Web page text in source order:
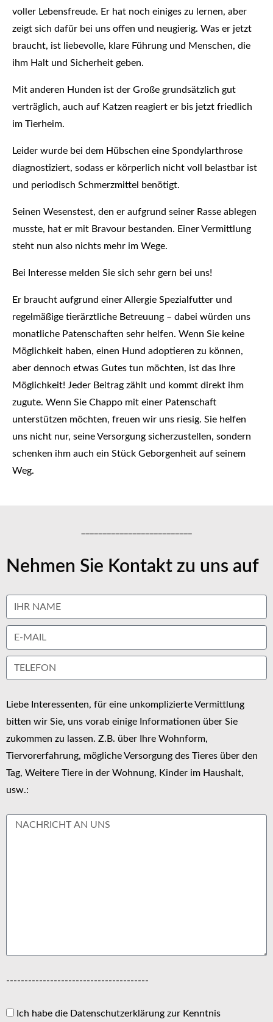
voller Lebensfreude. Er hat noch einiges zu lernen, aber
zeigt sich dafür bei uns offen und neugierig. Was er jetzt
braucht, ist liebevolle, klare Führung und Menschen, die
ihm Halt und Sicherheit geben.
Mit anderen Hunden ist der Große grundsätzlich gut
verträglich, auch auf Katzen reagiert er bis jetzt friedlich
im Tierheim.
Leider wurde bei dem Hübschen eine Spondylarthrose
diagnostiziert, sodass er körperlich nicht voll belastbar ist
und periodisch Schmerzmittel benötigt.
Seinen Wesenstest, den er aufgrund seiner Rasse ablegen
musste, hat er mit Bravour bestanden. Einer Vermittlung
steht nun also nichts mehr im Wege.
Bei Interesse melden Sie sich sehr gern bei uns!
Er braucht aufgrund einer Allergie Spezialfutter und
regelmäßige tierärztliche Betreuung – dabei würden uns
monatliche Patenschaften sehr helfen. Wenn Sie keine
Möglichkeit haben, einen Hund adoptieren zu können,
aber dennoch etwas Gutes tun möchten, ist das Ihre
Möglichkeit! Jeder Beitrag zählt und kommt direkt ihm
zugute. Wenn Sie Chappo mit einer Patenschaft
unterstützen möchten, freuen wir uns riesig. Sie helfen
uns nicht nur, seine Versorgung sicherzustellen, sondern
schenken ihm auch ein Stück Geborgenheit auf seinem
Weg.
Nehmen Sie Kontakt zu uns auf
Liebe Interessenten, für eine unkomplizierte Vermittlung
bitten wir Sie, uns vorab einige Informationen über Sie
zukommen zu lassen. Z.B. über Ihre Wohnform,
Tiervorerfahrung, mögliche Versorgung des Tieres über den
Tag, Weitere Tiere in der Wohnung, Kinder im Haushalt,
usw.:
---------------------------------------
Ich habe die Datenschutzerklärung zur Kenntnis